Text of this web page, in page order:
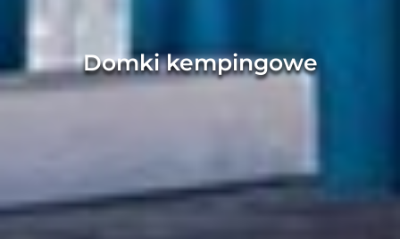
Domki kempingowe